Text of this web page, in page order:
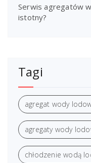
Serwis agregatów
istotny?
Tagi
agregat wody
agregaty wody
chłodzenie wodą